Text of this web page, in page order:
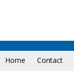
Home Contact